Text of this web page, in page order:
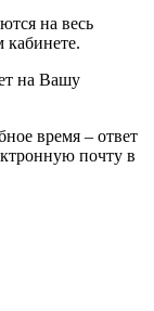
на весь
на Вашу
время – ответ
почту в